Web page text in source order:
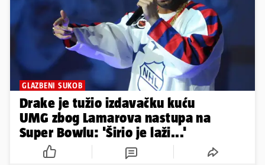
GLAZBENI SUKOB
Drake je tužio izdavačku kuću
UMG zbog Lamarova nastupa na
Super Bowlu: 'Širio je laži...'